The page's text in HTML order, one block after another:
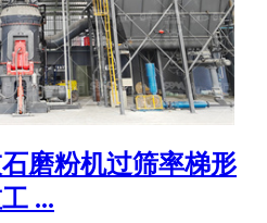
磨粉机过筛率梯形
...